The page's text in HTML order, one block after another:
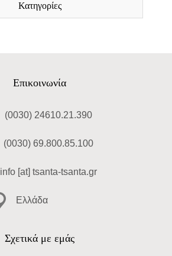
Κατηγορίες
Επικοινωνία
(0030) 24610.21.390
(0030) 69.800.85.100
info [at] tsanta-tsanta.gr
Ελλάδα
Σχετικά με εμάς